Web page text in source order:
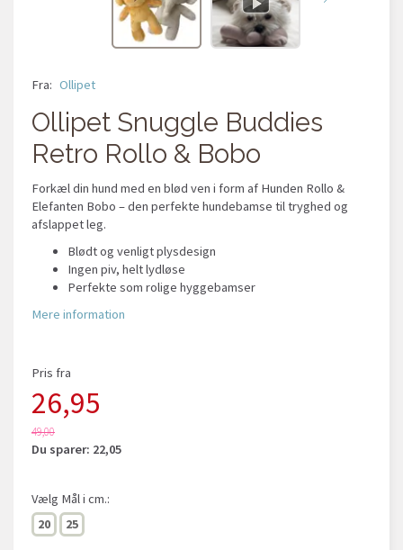
Fra: Ollipet
Ollipet Snuggle Buddies
Retro Rollo & Bobo
Forkæl din hund med en blød ven i form af Hunden Rollo &
Elefanten Bobo – den perfekte hundebamse til tryghed og
afslappet leg.
Blødt og venligt plysdesign
Ingen piv, helt lydløse
Perfekte som rolige hyggebamser
Mere information
Pris fra
26,95
49,00
Du sparer: 22,05
Vælg Mål i cm.:
20
25